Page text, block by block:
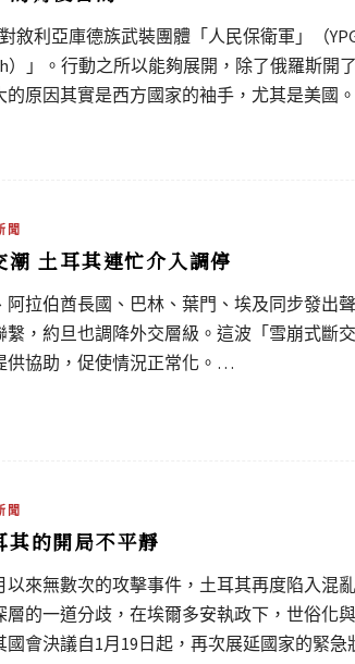
敘利亞庫德族武裝團體「人民保衛軍」（
）」。行動之所以能夠展開，除了俄羅斯開
的原因其實是西方國家的袖手，尤其是美國
聞
土耳其連忙介入調停
阿拉伯酋長國、巴林、葉門、埃及同步發出
，約旦也調降外交層級。這波「雪崩式斷
供協助，促使情況正常化。…
聞
的開局不平靜
以來無數次的攻擊事件，土耳其再度陷入混
的一道分歧，在埃爾多安執政下，世俗化
國會決議自1月19日起，再次展延國家的緊